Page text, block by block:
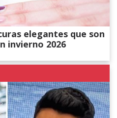
elegantes que son
invierno 2026